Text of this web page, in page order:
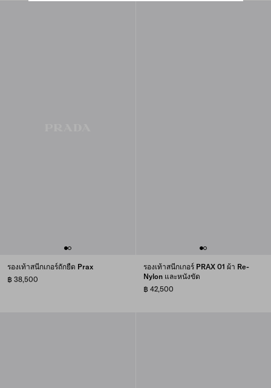
รองเท้าสนีกเกอร์ถักยืด Prax
฿ 38,500
รองเท้าสนีกเกอร์ PRAX 01 ผ้า Re-
Nylon และหนังขัด
฿ 42,500